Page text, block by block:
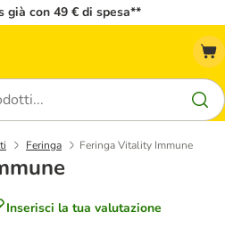
già con 49 € di spesa**
Feringa Feringa Vitality Immune
Inserisci la tua valutazione